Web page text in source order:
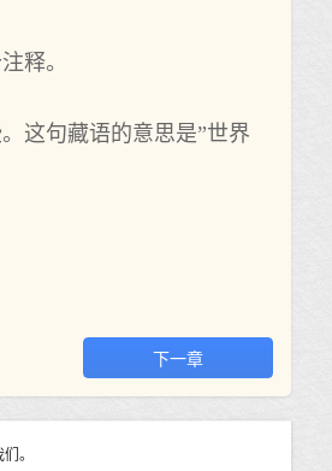
释。
这句藏语的意思是”世界
下一章
。